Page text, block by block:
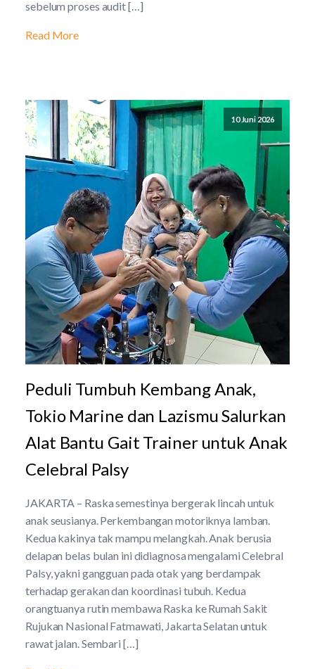
sebelum proses audit […]
Read More
10 Juni 2026
Peduli Tumbuh Kembang Anak,
Tokio Marine dan Lazismu Salurkan
Alat Bantu Gait Trainer untuk Anak
Celebral Palsy
JAKARTA – Raska semestinya bergerak lincah untuk
anak seusianya. Perkembangan motoriknya lamban.
Kedua kakinya tak mampu melangkah. Anak berusia
delapan belas bulan ini didiagnosa mengalami Celebral
Palsy, yakni gangguan pada otak yang berdampak
terhadap gerakan dan koordinasi tubuh. Kedua
orangtuanya rutin membawa Raska ke Rumah Sakit
Rujukan Nasional Fatmawati, Jakarta Selatan untuk
rawat jalan. Sembari […]